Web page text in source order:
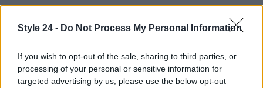
Style 24 - Do Not Process My Personal Information
If you wish to opt-out of the sale, sharing to third parties, or
processing of your personal or sensitive information for
targeted advertising by us, please use the below opt-out
illuminando ogni occasione con il loro scintillio.
AUTORE
Staff